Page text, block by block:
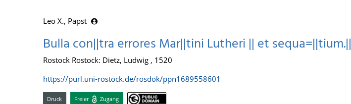
Leo X., Papst
Bulla con||tra errores Mar||tini Lutheri || et sequa=||tium.||
Rostock Rostock: Dietz, Ludwig , 1520
https://purl.uni-rostock.de/rosdok/ppn1689558601
Druck Freier Zugang